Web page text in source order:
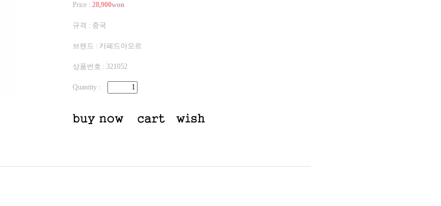
Price : 28,900won
규격 : 중국
브랜드 : 카페드아모르
상품번호 : 321052
Quantity: